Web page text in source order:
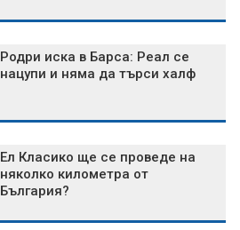
Родри иска в Барса: Реал се
нацупи и няма да търси халф
Ел Класико ще се проведе на
няколко километра от
България?